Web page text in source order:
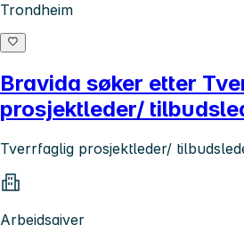
Trondheim
Bravida søker etter
prosjektleder/
Tverrfaglig prosjektleder/
Arbeidsgiver